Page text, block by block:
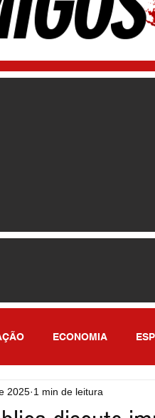
ECONOMIA
2025 1 min de leitura